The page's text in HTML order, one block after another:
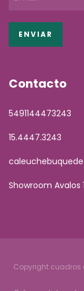
Contacto
5491144473243
15.4447.3243
Showroom Avalos
Copyright cuadros